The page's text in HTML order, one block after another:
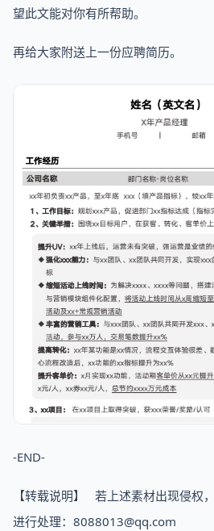
望此文能对你有所帮助。
再给大家附送上一份应聘简历。
-END-
【转载说明】 若上述素材出现侵权
进行处理：8088013@qq.com